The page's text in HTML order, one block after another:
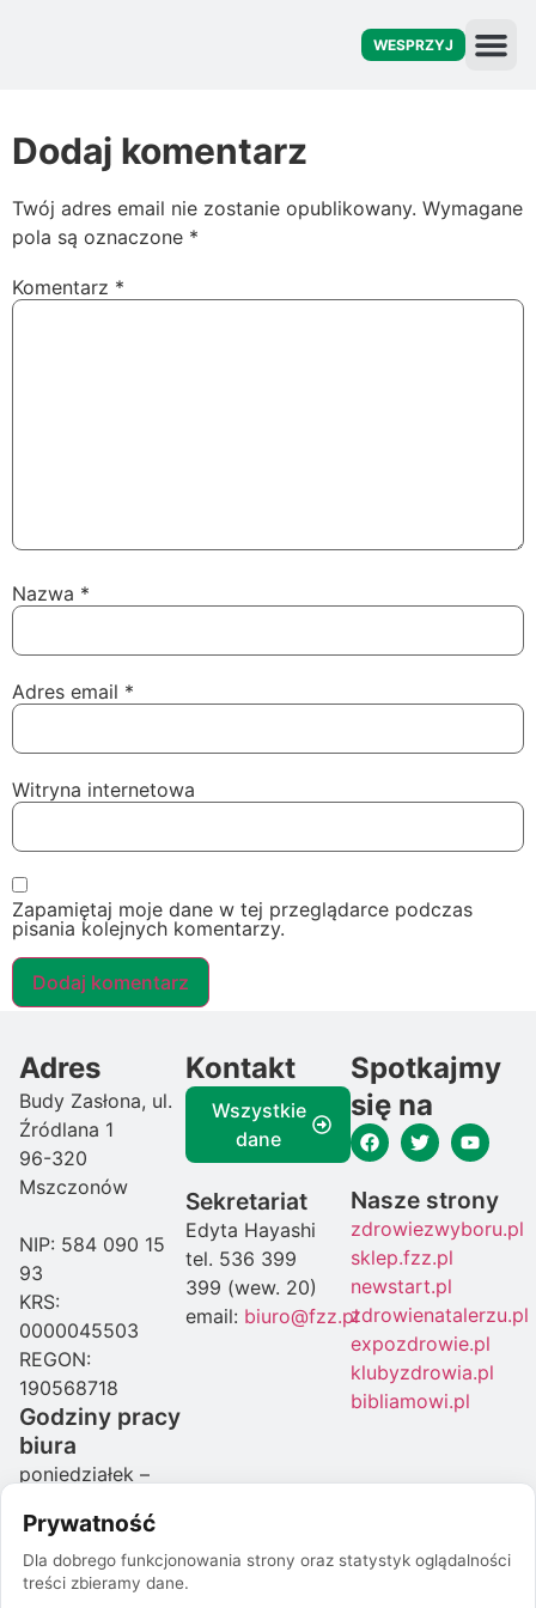
WESPRZYJ
Dodaj komentarz
Twój adres email nie zostanie opublikowany. Wymagane
pola są oznaczone *
Komentarz *
Nazwa *
Adres email *
Witryna internetowa
Zapamiętaj moje dane w tej przeglądarce podczas
pisania kolejnych komentarzy.
Adres
Budy Zasłona, ul.
Źródlana 1
96-320
Mszczonów
NIP: 584 090 15
93
KRS:
0000045503
REGON:
190568718
Godziny pracy
biura
poniedziałek –
16:00
piątek: 07:00-
15:00
Kontakt
Wszystkie
dane
Sekretariat
Edyta Hayashi
tel. 536 399
399 (wew. 20)
email: biuro@fzz.pl
Spotkajmy
się na
Nasze strony
zdrowiezwyboru.pl
sklep.fzz.pl
newstart.pl
zdrowienatalerzu.pl
expozdrowie.pl
klubyzdrowia.pl
bibliamowi.pl
Prywatność
Dla dobrego funkcjonowania strony oraz statystyk oglądalności
treści zbieramy dane.